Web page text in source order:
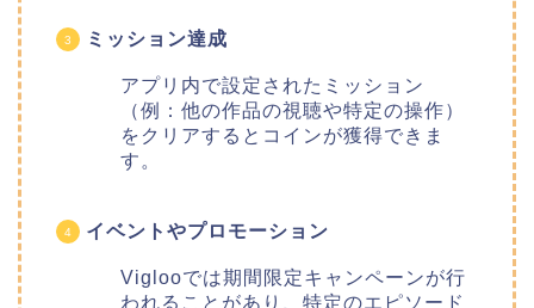
ミッション達成
アプリ内で設定されたミッション
（例：他の作品の視聴や特定の操作）
をクリアするとコインが獲得できま
す。
イベントやプロモーション
Viglooでは期間限定キャンペーンが行
われることがあり、特定のエピソード